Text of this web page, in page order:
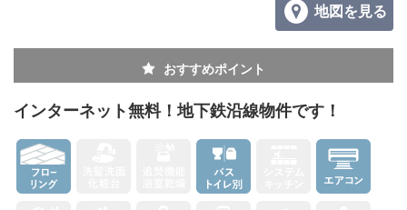
地図を見る
おすすめポイント
インターネット無料！地下鉄沿線物件です！